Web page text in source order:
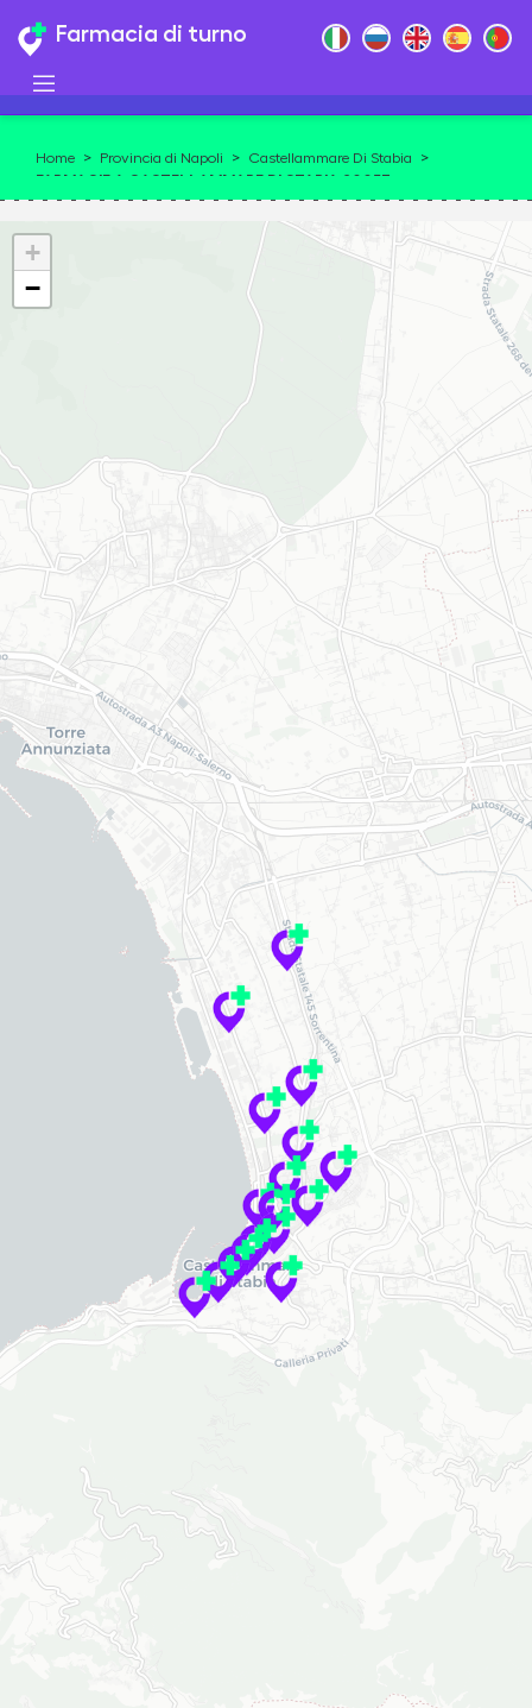
Farmacia di turno
Home > Provincia di Napoli > Castellammare Di Stabia >
FARMACIE A CASTELLAMMARE DI STABIA 80053
+
−